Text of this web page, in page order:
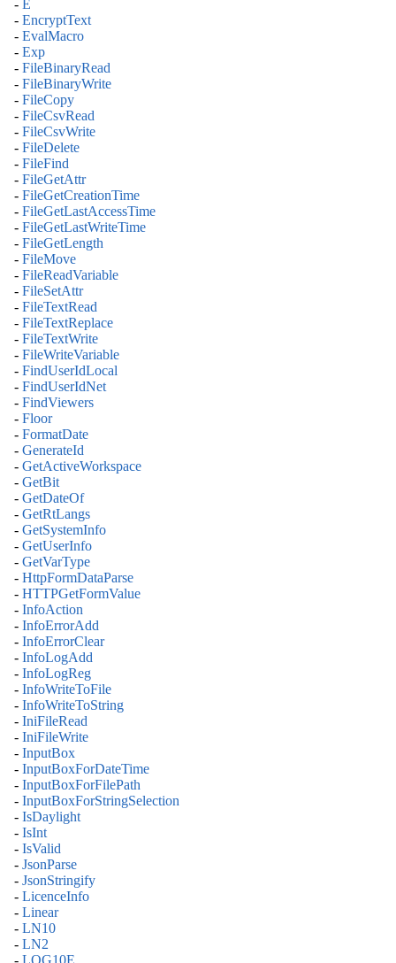
- E
- EncryptText
- EvalMacro
- Exp
- FileBinaryRead
- FileBinaryWrite
- FileCopy
- FileCsvRead
- FileCsvWrite
- FileDelete
- FileFind
- FileGetAttr
- FileGetCreationTime
- FileGetLastAccessTime
- FileGetLastWriteTime
- FileGetLength
- FileMove
- FileReadVariable
- FileSetAttr
- FileTextRead
- FileTextReplace
- FileTextWrite
- FileWriteVariable
- FindUserIdLocal
- FindUserIdNet
- FindViewers
- Floor
- FormatDate
- GenerateId
- GetActiveWorkspace
- GetBit
- GetDateOf
- GetRtLangs
- GetSystemInfo
- GetUserInfo
- GetVarType
- HttpFormDataParse
- HTTPGetFormValue
- InfoAction
- InfoErrorAdd
- InfoErrorClear
- InfoLogAdd
- InfoLogReg
- InfoWriteToFile
- InfoWriteToString
- IniFileRead
- IniFileWrite
- InputBox
- InputBoxForDateTime
- InputBoxForFilePath
- InputBoxForStringSelection
- IsDaylight
- IsInt
- IsValid
- JsonParse
- JsonStringify
- LicenceInfo
- Linear
- LN10
- LN2
- LOG10E